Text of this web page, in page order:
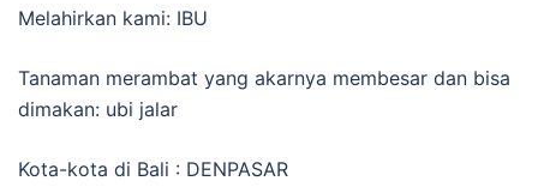
Melahirkan kami: IBU
Tanaman merambat yang akarnya membesar dan bisa
dimakan: ubi jalar
Kota-kota di Bali : DENPASAR